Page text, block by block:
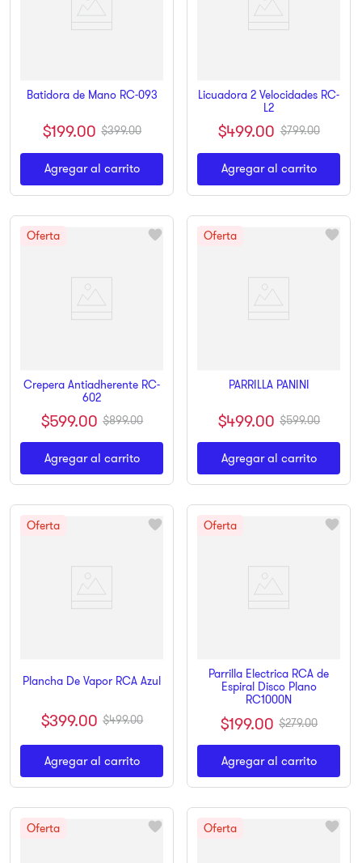
Batidora de Mano RC-093
$199.00 $399.00
Agregar al carrito
Licuadora 2 Velocidades RC-
L2
$499.00 $799.00
Agregar al carrito
Crepera Antiadherente RC-
602
$599.00 $899.00
Agregar al carrito
PARRILLA PANINI
$499.00 $599.00
Agregar al carrito
Plancha De Vapor RCA Azul
$399.00 $499.00
Agregar al carrito
Parrilla Electrica RCA de
Espiral Disco Plano
RC1000N
$199.00 $279.00
Agregar al carrito